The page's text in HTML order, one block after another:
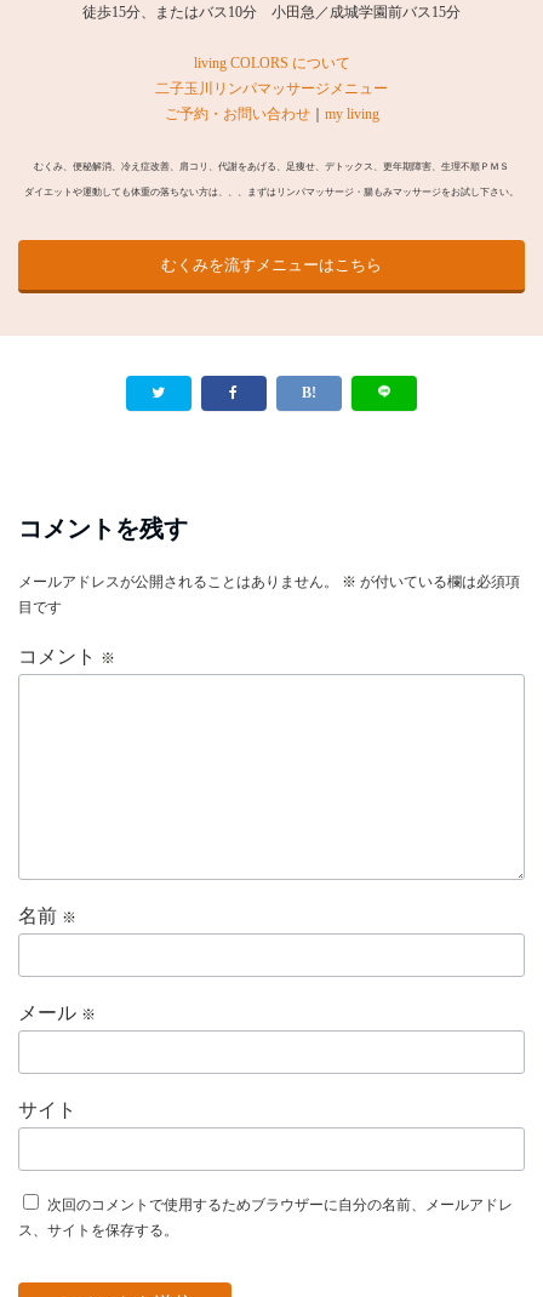
徒歩15分、またはバス10分 小田急／成城学園前バス15分
living COLORS について
二子玉川リンパマッサージメニュー
ご予約・お問い合わせ｜ my living
むくみ、便秘解消、冷え症改善、肩コリ、代謝をあげる、足痩せ、デトックス、更年期障害、生理不順ＰＭＳ
ダイエットや運動しても体重の落ちない方は、、、まずはリンパマッサージ・腸もみマッサージをお試し下さい。
むくみを流すメニューはこちら
コメントを残す
メールアドレスが公開されることはありません。 ※ が付いている欄は必須項
目です
コメント ※
名前 ※
メール ※
サイト
次回のコメントで使用するためブラウザーに自分の名前、メールアドレ
ス、サイトを保存する。